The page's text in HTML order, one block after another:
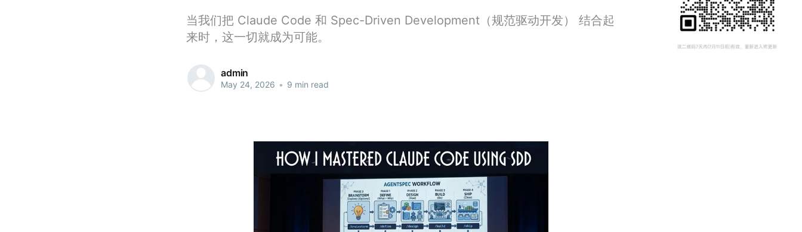
当我们把 Claude Code 和 Spec-Driven Development（规范驱动开发） 结合起
来时，这一切就成为可能。
admin
May 24, 2026 • 9 min read